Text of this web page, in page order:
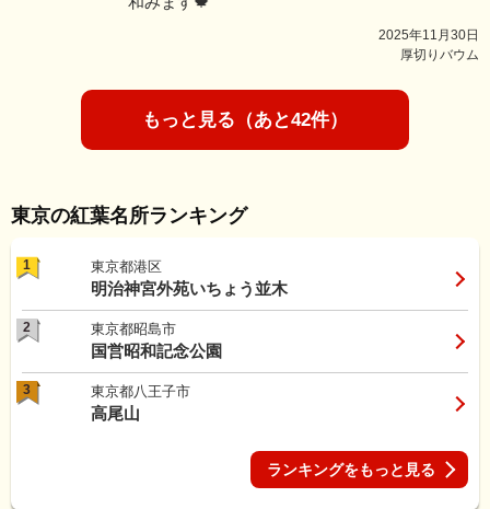
2025年11月30日
厚切りバウム
もっと見る（あと42件）
東京の紅葉名所ランキング
1 東京都港区
明治神宮外苑いちょう並木
2 東京都昭島市
国営昭和記念公園
3 東京都八王子市
高尾山
ランキングをもっと見る